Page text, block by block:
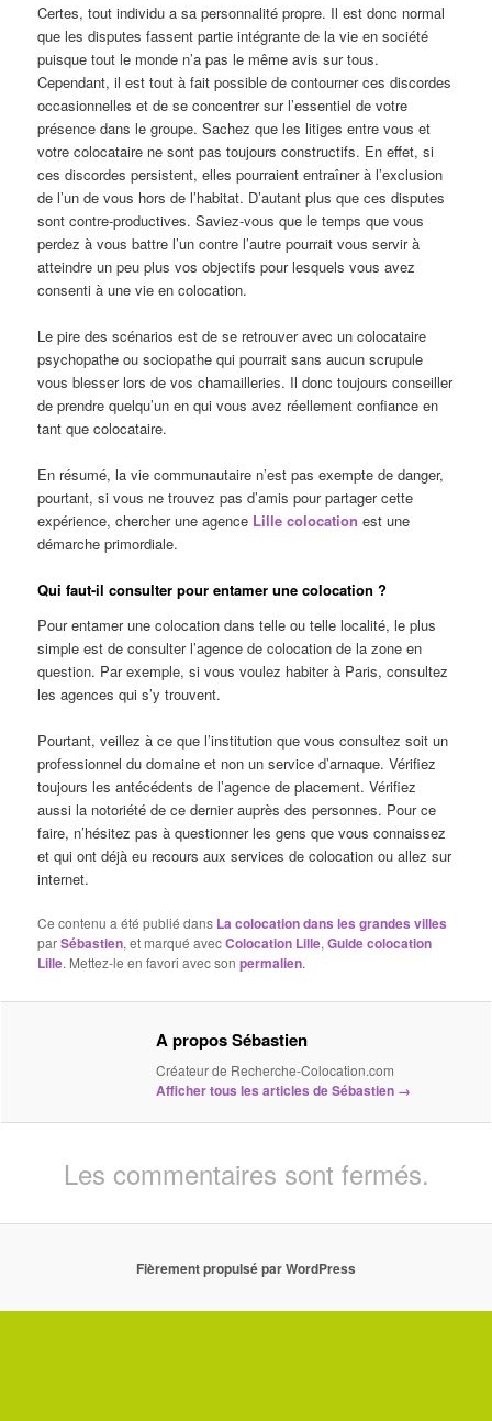
Certes, tout individu a sa personnalité propre. Il est donc normal
que les disputes fassent partie intégrante de la vie en société
puisque tout le monde n’a pas le même avis sur tous.
Cependant, il est tout à fait possible de contourner ces discordes
occasionnelles et de se concentrer sur l’essentiel de votre
présence dans le groupe. Sachez que les litiges entre vous et
votre colocataire ne sont pas toujours constructifs. En effet, si
ces discordes persistent, elles pourraient entraîner à l’exclusion
de l’un de vous hors de l’habitat. D’autant plus que ces disputes
sont contre-productives. Saviez-vous que le temps que vous
perdez à vous battre l’un contre l’autre pourrait vous servir à
atteindre un peu plus vos objectifs pour lesquels vous avez
consenti à une vie en colocation.
Le pire des scénarios est de se retrouver avec un colocataire
psychopathe ou sociopathe qui pourrait sans aucun scrupule
vous blesser lors de vos chamailleries. Il donc toujours conseiller
de prendre quelqu’un en qui vous avez réellement confiance en
tant que colocataire.
En résumé, la vie communautaire n’est pas exempte de danger,
pourtant, si vous ne trouvez pas d’amis pour partager cette
expérience, chercher une agence Lille colocation est une
démarche primordiale.
Qui faut-il consulter pour entamer une colocation ?
Pour entamer une colocation dans telle ou telle localité, le plus
simple est de consulter l’agence de colocation de la zone en
question. Par exemple, si vous voulez habiter à Paris, consultez
les agences qui s’y trouvent.
Pourtant, veillez à ce que l’institution que vous consultez soit un
professionnel du domaine et non un service d’arnaque. Vérifiez
toujours les antécédents de l’agence de placement. Vérifiez
aussi la notoriété de ce dernier auprès des personnes. Pour ce
faire, n’hésitez pas à questionner les gens que vous connaissez
et qui ont déjà eu recours aux services de colocation ou allez sur
internet.
Ce contenu a été publié dans La colocation dans les grandes villes
parSébastien, et marqué avecColocation Lille,Guide colocation
Lille. Mettez-le en favori avec sonpermalien.
A propos Sébastien
Créateur de Recherche-Colocation.com
Afficher tous les articles de Sébastien →
Les commentaires sont fermés.
Fièrement propulsé par WordPress